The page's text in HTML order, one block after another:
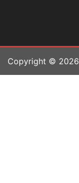
Copyright © 2026